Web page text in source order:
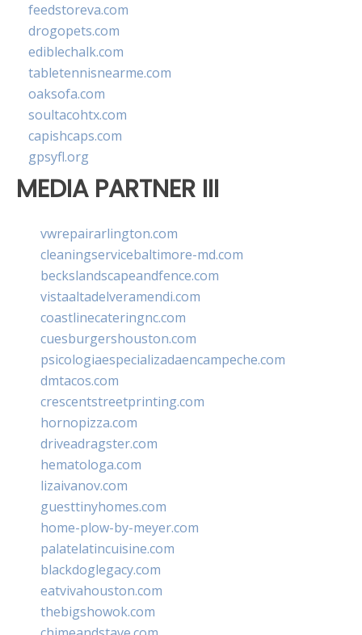
feedstoreva.com
drogopets.com
ediblechalk.com
tabletennisnearme.com
oaksofa.com
soultacohtx.com
capishcaps.com
gpsyfl.org
MEDIA PARTNER III
vwrepairarlington.com
cleaningservicebaltimore-md.com
beckslandscapeandfence.com
vistaaltadelveramendi.com
coastlinecateringnc.com
cuesburgershouston.com
psicologiaespecializadaencampeche.com
dmtacos.com
crescentstreetprinting.com
hornopizza.com
driveadragster.com
hematologa.com
lizaivanov.com
guesttinyhomes.com
home-plow-by-meyer.com
palatelatincuisine.com
blackdoglegacy.com
eatvivahouston.com
thebigshowok.com